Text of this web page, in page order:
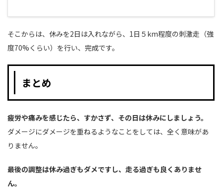
そこからは、休みを2日は入れながら、1日５km程度の刺激走（強
度70%くらい）を行い、完成です。
まとめ
疲労や痛みを感じたら、すかさず、その日は休みにしましょう。
ダメージにダメージを重ねるようなことをしては、全く意味があ
りません。
最後の調整は休み過ぎもダメですし、走る過ぎも良くありませ
ん。